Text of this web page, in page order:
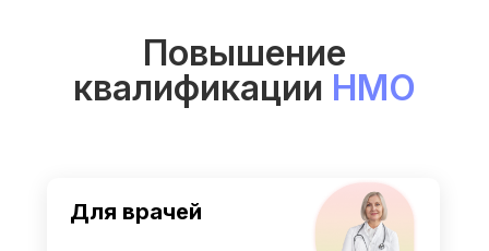
Повышение
квалификации НМО
Для врачей